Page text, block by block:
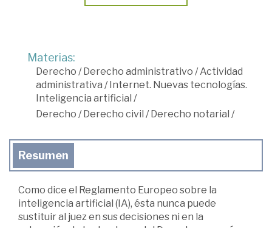
Materias:
Derecho / Derecho administrativo /Actividad
administrativa / Internet. Nuevas tecnologías.
Inteligencia artificial /
Derecho / Derecho civil / Derecho notarial /
Resumen
Como dice el Reglamento Europeo sobre la
inteligencia artificial (IA), ésta nunca puede
sustituir al juez en sus decisiones ni en la